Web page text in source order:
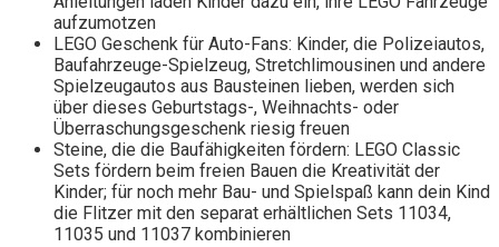
aufzumotzen
LEGO Geschenk für Auto-Fans: Kinder, die Polizeiautos,
Baufahrzeuge-Spielzeug, Stretchlimousinen und andere
Spielzeugautos aus Bausteinen lieben, werden sich
über dieses Geburtstags-, Weihnachts- oder
Überraschungsgeschenk riesig freuen
Steine, die die Baufähigkeiten fördern: LEGO Classic
Sets fördern beim freien Bauen die Kreativität der
Kinder; für noch mehr Bau- und Spielspaß kann dein Kind
die Flitzer mit den separat erhältlichen Sets 11034,
11035 und 11037 kombinieren